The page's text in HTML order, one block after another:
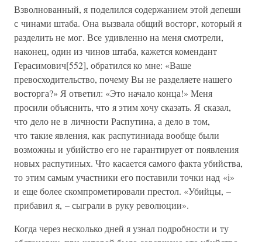
Взволнованный, я поделился содержанием этой депеши
с чинами штаба. Она вызвала общий восторг, который я
разделить не мог. Все удивленно на меня смотрели,
наконец, один из чинов штаба, кажется комендант
Герасимович[552], обратился ко мне: «Ваше
превосходительство, почему Вы не разделяете нашего
восторга?» Я ответил: «Это начало конца!» Меня
просили объяснить, что я этим хочу сказать. Я сказал,
что дело не в личности Распутина, а дело в том,
что такие явления, как распутиниада вообще были
возможны и убийство его не гарантирует от появления
новых распутиных. Что касается самого факта убийства,
то этим самым участники его поставили точки над «i»
и еще более скомпрометировали престол. «Убийцы, –
прибавил я, – сыграли в руку революции».
Когда через несколько дней я узнал подробности и ту